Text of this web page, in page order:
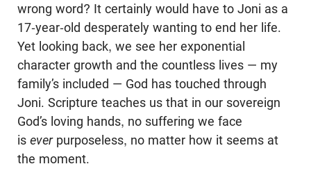
wrong word? It certainly would have to Joni as a
17-year-old desperately wanting to end her life.
Yet looking back, we see her exponential
character growth and the countless lives — my
family’s included — God has touched through
Joni. Scripture teaches us that in our sovereign
God’s loving hands, no suffering we face
is everpurposeless, no matter how it seems at
the moment.